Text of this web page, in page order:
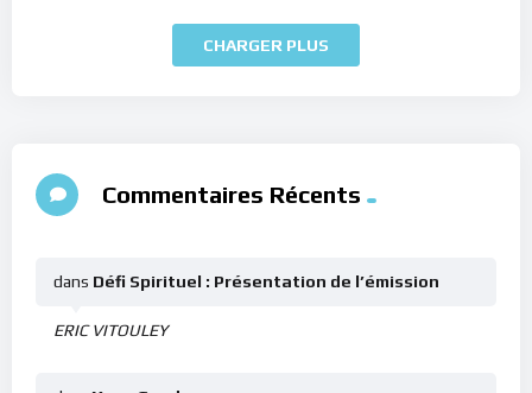
CHARGER PLUS
Commentaires Récents
ERIC VITOULEY
dans Défi Spirituel : Présentation de l’émission